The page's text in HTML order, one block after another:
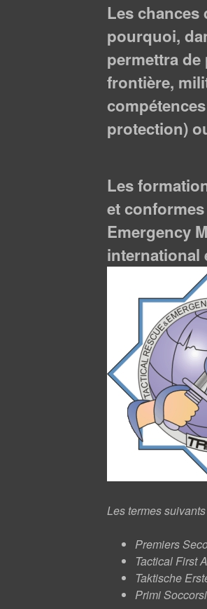
Les chances
pourquoi,
permettra
frontière,
protection)
Les
et
Emergency
international
Les termes
Premiers
Tactical First
Taktische
Primi